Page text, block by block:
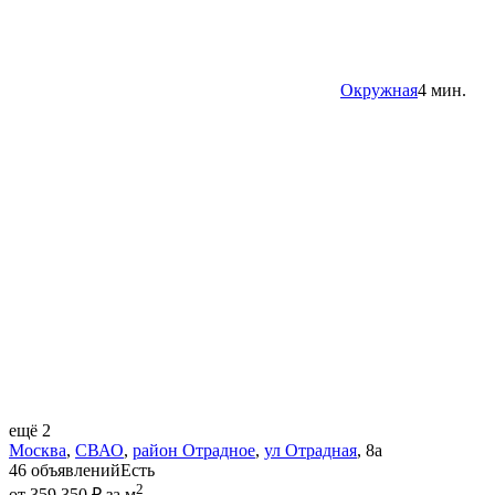
Окружная4 мин.
ещё 2
Москва, СВАО, район Отрадное, ул Отрадная, 8а
46 объявленийЕсть
2